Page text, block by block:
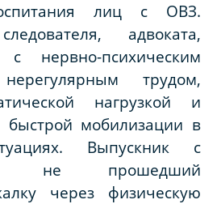
лиц с ОВЗ.
адвоката,
нервно-психическим
трудом,
нагрузкой и
быстрой мобилизации в
Выпускник с
не прошедший
через физическую